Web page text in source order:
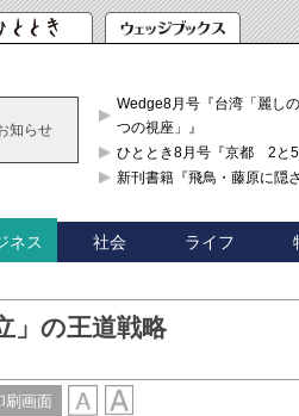
知らせ
Wedge8月号『台湾「麗し
つの視座」』
ひととき8月号『京都 2と5
新刊書籍『飛鳥・藤原に隠
ネス 社会 ライフ
」の王道戦略
刷画面